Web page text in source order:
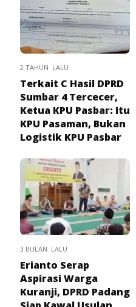
2 TAHUN LALU
Terkait C Hasil DPRD
Sumbar 4 Tercecer,
Ketua KPU Pasbar: Itu
KPU Pasaman, Bukan
Logistik KPU Pasbar
3 BULAN LALU
Erianto Serap
Aspirasi Warga
Kuranji, DPRD Padang